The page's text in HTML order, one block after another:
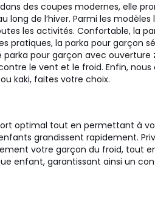
des coupes modernes, elle
de l’hiver. Parmi les modèles
les activités. Confortable, la
pratiques, la parka pour garçon
pour garçon avec ouverture
le vent et le froid. Enfin, nous
kaki, faites votre choix.
optimal tout en permettant à
grandissent rapidement.
votre garçon du froid, tout
enfant, garantissant ainsi un